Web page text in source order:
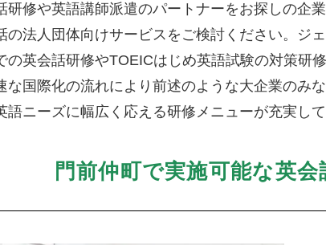
研修や英語講師派遣のパートナーをお探しの企
の法人団体向けサービスをご検討ください。ジ
の英会話研修やTOEICはじめ英語試験の対策研
な国際化の流れにより前述のような大企業のみ
語ニーズに幅広く応える研修メニューが充実して
門前仲町で実施可能な英